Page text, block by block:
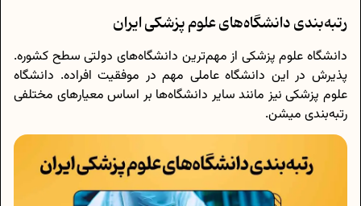
رتبه‌بندی دانشگاه‌های علوم پزشکی ایران
دانشگاه علوم پزشکی از مهم‌ترین دانشگاه‌های دولتی سطح کشوره.
پذیرش در این دانشگاه عاملی مهم در موفقیت افراده. دانشگاه
علوم پزشکی نیز مانند سایر دانشگاه‌ها بر اساس معیار‌های مختلفی
رتبه‌بندی میشن.